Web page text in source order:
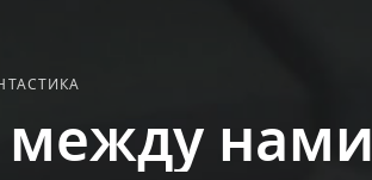
между нами